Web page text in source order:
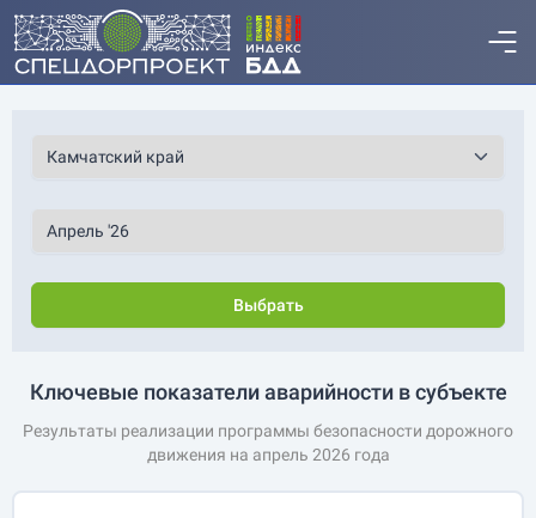
Выбрать
Ключевые показатели аварийности в субъекте
Результаты реализации программы безопасности дорожного
движения на апрель 2026 года